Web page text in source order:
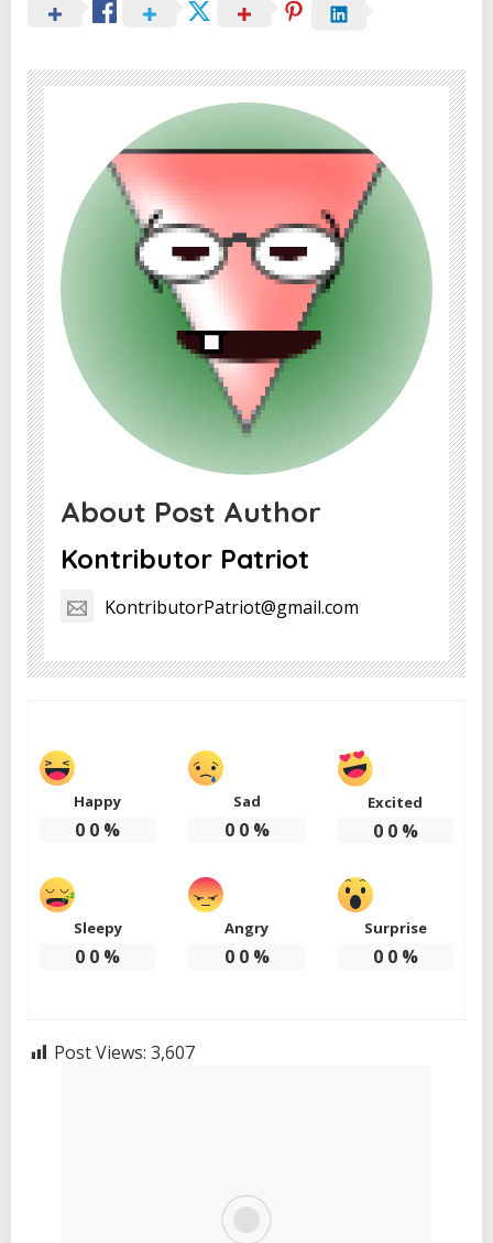
About Post Author
Kontributor Patriot
KontributorPatriot@gmail.com
Happy
0 0 %
Sad
0 0%
Excited
0 0%
Sleepy
0 0 %
Angry
0 0%
Surprise
0 0%
Post Views: 3,607